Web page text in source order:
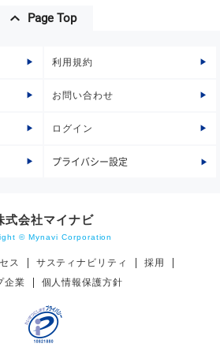
Page Top
利用規約
お問い合わせ
ログイン
プライバシー設定
式会社マイナビ
© Mynavi Corporation
ス サスティナビリティ
採用
企業
個人情報保護方針